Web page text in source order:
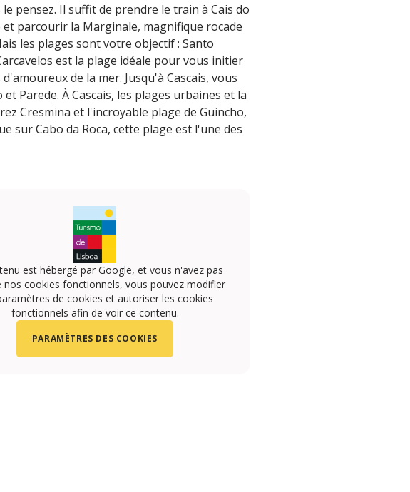
pensez. Il suffit de prendre le train à Cais do
parcourir la Marginale, magnifique rocade
les plages sont votre objectif : Santo
est la plage idéale pour vous initier
de la mer. Jusqu'à Cascais, vous
Parede. À Cascais, les plages urbaines et la
Cresmina et l'incroyable plage de Guincho,
sur Cabo da Roca, cette plage est l'une des
est hébergé par Google, et vous n'avez pas
nos cookies fonctionnels, vous pouvez modifier
de cookies et autoriser les cookies
fonctionnels afin de voir ce contenu.
PARAMÈTRES DES COOKIES